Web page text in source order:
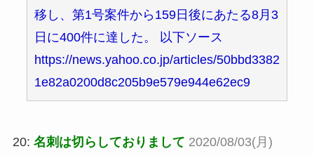
移し、第1号案件から159日後にあたる8月3
日に400件に達した。 以下ソース
https://news.yahoo.co.jp/articles/50bbd3382
1e82a0200d8c205b9e579e944e62ec9
20: 名刺は切らしておりまして 2020/08/03(月)